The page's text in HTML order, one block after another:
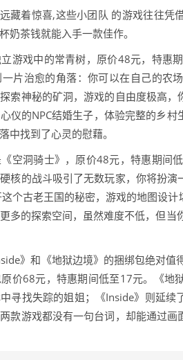
藏着惊喜,这些小团队 的游戏往往凭
奶茶钱就能入手一款佳作。
立游戏中的常青树，原价48元，特
片治愈的角落：你可以在自己的农
索神秘的矿洞，游戏的自由度极高
仪的NPC结婚生子，体验完整的乡
中找到了心灵的慰藉。
空洞骑士》，原价48元，特惠期间
核的战斗吸引了无数玩家，你将扮
个古老王国的秘密，游戏的地图设
多的探索空间，虽然难度不低，但
》和《地狱边境》的捆绑包绝对
价68元，特惠期间低至17元。《地
寻找失踪的姐姐；《Inside》则延
款游戏都没有一句台词，却能通过